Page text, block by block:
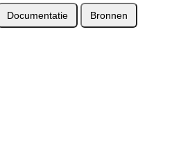
Documentatie Bronnen